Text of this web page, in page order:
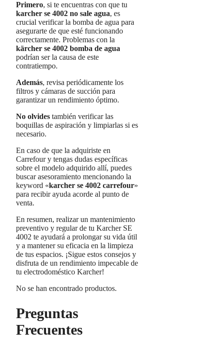
Primero, si te encuentras con que tu
karcher se 4002 no sale agua, es
crucial verificar la bomba de agua para
asegurarte de que esté funcionando
correctamente. Problemas con la
kärcher se 4002 bomba de agua
podrían ser la causa de este
contratiempo.
Además, revisa periódicamente los
filtros y cámaras de succión para
garantizar un rendimiento óptimo.
No olvides también verificar las
boquillas de aspiración y limpiarlas si es
necesario.
En caso de que la adquiriste en
Carrefour y tengas dudas específicas
sobre el modelo adquirido allí, puedes
buscar asesoramiento mencionando la
keyword «karcher se 4002 carrefour»
para recibir ayuda acorde al punto de
venta.
En resumen, realizar un mantenimiento
preventivo y regular de tu Karcher SE
4002 te ayudará a prolongar su vida útil
y a mantener su eficacia en la limpieza
de tus espacios. ¡Sigue estos consejos y
disfruta de un rendimiento impecable de
tu electrodoméstico Karcher!
No se han encontrado productos.
Preguntas
Frecuentes